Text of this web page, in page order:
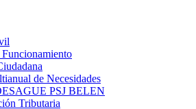
de Necesidades
PSJ BELEN
Tributaria